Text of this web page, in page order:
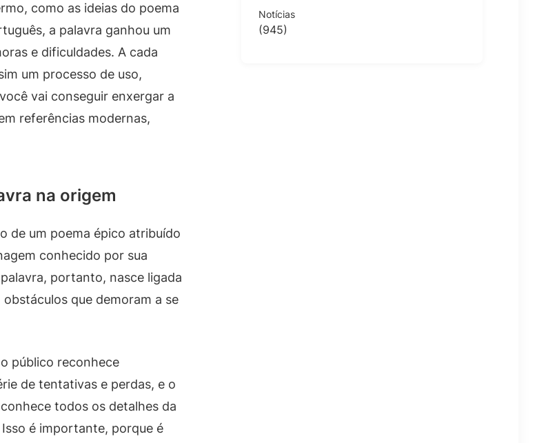
como as ideias do poema
a palavra ganhou um
e dificuldades. A cada
um processo de uso,
vai conseguir enxergar a
referências modernas,
na origem
de um poema épico atribuído
conhecido por sua
portanto, nasce ligada
que demoram a se
público reconhece
de tentativas e perdas, e o
todos os detalhes da
é importante, porque é
Notícias
(945)